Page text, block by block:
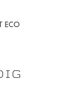
ECO